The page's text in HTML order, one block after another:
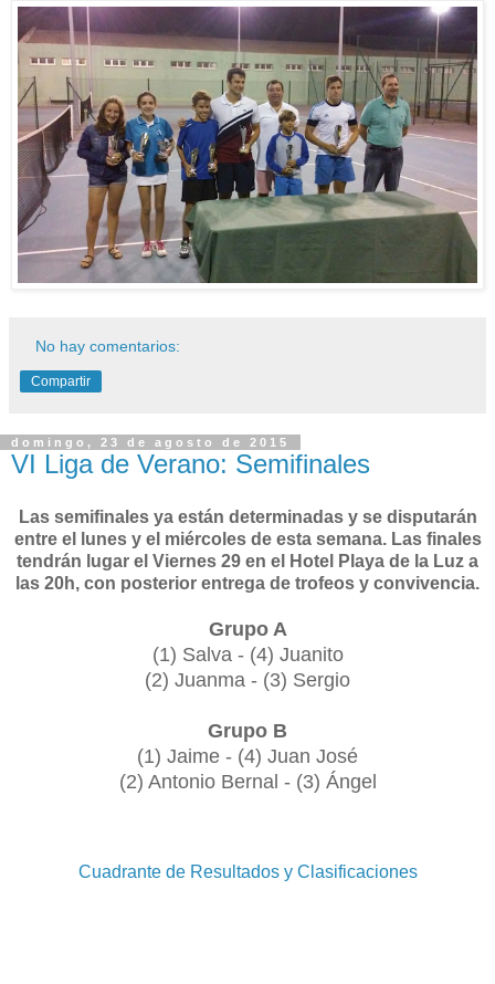
No hay comentarios:
Compartir
domingo, 23 de agosto de 2015
VI Liga de Verano: Semifinales
Las semifinales ya están determinadas y se disputarán
entre el lunes y el miércoles de esta semana. Las finales
tendrán lugar el Viernes 29 en el Hotel Playa de la Luz a
las 20h, con posterior entrega de trofeos y convivencia.
Grupo A
(1) Salva - (4) Juanito
(2) Juanma - (3) Sergio
Grupo B
(1) Jaime - (4) Juan José
(2) Antonio Bernal - (3) Ángel
Cuadrante de Resultados y Clasificaciones